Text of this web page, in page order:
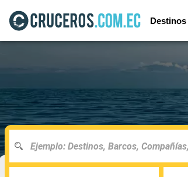
Destinos